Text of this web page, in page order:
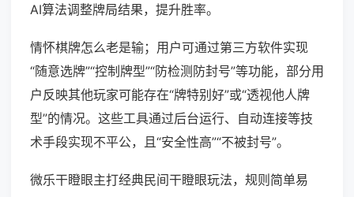
AI算法调整牌局结果，提升胜率。
情怀棋牌怎么老是输；用户可通过第三方软件实现
“随意选牌”“控制牌型”“防检测防封号”等功能，部分用
户反映其他玩家可能存在“牌特别好”或“透视他人牌
型”的情况。这些工具通过后台运行、自动连接等技
术手段实现不平公，且“安全性高”“不被封号”。
微乐干瞪眼主打经典民间干瞪眼玩法，规则简单易